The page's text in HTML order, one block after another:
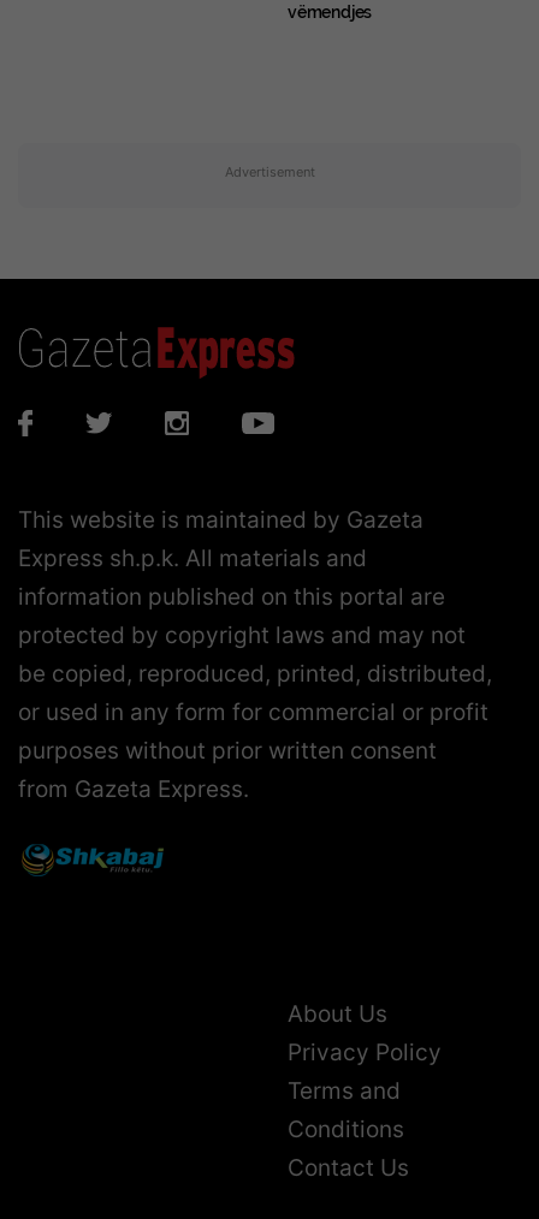
vëmendjes
Advertisement
This website is maintained by Gazeta
Express sh.p.k. All materials and
information published on this portal are
protected by copyright laws and may not
be copied, reproduced, printed, distributed,
or used in any form for commercial or profit
purposes without prior written consent
from Gazeta Express.
About Us
Privacy Policy
Terms and
Conditions
Contact Us